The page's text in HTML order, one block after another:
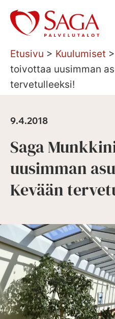
Siirry
sisältöön
Etusivu > Kuulumiset >
toivottaa uusimman
tervetulleeksi!
9.4.2018
Saga
uusimman
Kevään